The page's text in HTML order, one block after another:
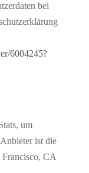
bei
6004245?
um
ist die
CA